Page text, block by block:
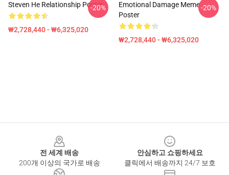
Steven He Relationship Poster
₩2,728,440 - ₩6,325,020
-20%
Emotional Damage Meme
Poster
₩2,728,440 - ₩6,325,020
-20%
전 세계 배송
200개 이상의 국가로 배송
안심하고 쇼핑하세요
클릭에서 배송까지 24/7 보호